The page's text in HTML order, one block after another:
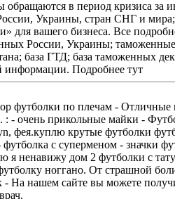
Украины, стран СНГ и
подробности на stat-exim.co.uk ТАМОЖЕННАЯ СТАТИСТИКА: база вэд 2011,
России, Украины;
база ГТД; база таможенных
перечень доступной информации. Подробнее тут
футболки по плечам - Отличные
футболка с. ; - футболки по тематике gnr - футболки он со мной футболки для
дом 2 футболки с